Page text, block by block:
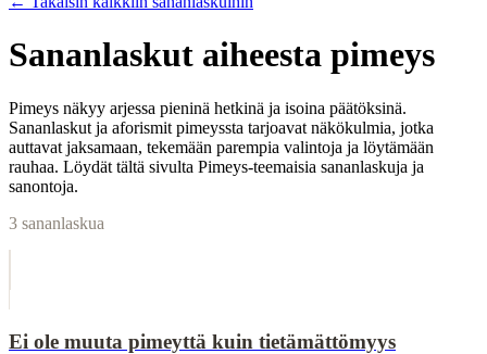
Sananlaskut aiheesta pimeys
Pimeys näkyy arjessa pieninä hetkinä ja isoina päätöksinä.
Sananlaskut ja aforismit pimeyssta tarjoavat näkökulmia, jotka
auttavat jaksamaan, tekemään parempia valintoja ja löytämään
rauhaa. Löydät tältä sivulta Pimeys-teemaisia sananlaskuja ja
sanontoja.
3 sananlaskua
Ei ole muuta pimeyttä kuin tietämättömyys